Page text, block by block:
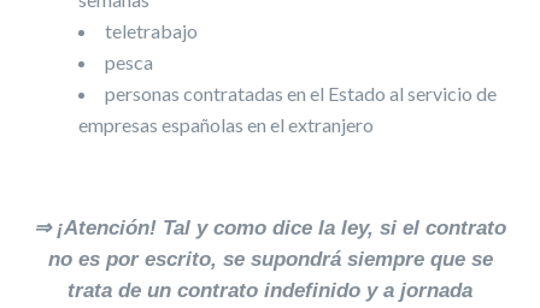
teletrabajo
pesca
personas contratadas en el Estado al servicio de
empresas españolas en el extranjero
⇒ ¡Atención! Tal y como dice la ley, si el contrato
no es por escrito, se supondrá siempre que se
trata de un contrato indefinido y a jornada